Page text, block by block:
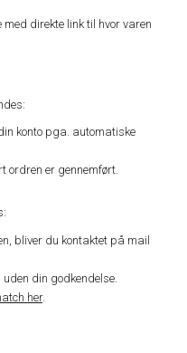
direkte link til hvor varen
konto pga. automatiske
ordren er gennemført.
bliver du kontaktet på mail
din godkendelse.
her.